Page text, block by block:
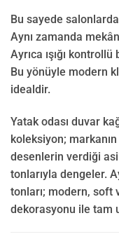
Bu sayede
Aynı zamanda
Ayrıca ışığı
Bu yönüyle modern
idealdir.
Yatak odası duvar
koleksiyon;
desenlerin verdiği
tonlarıyla dengeler.
tonları; modern, soft
dekorasyonu ile tam